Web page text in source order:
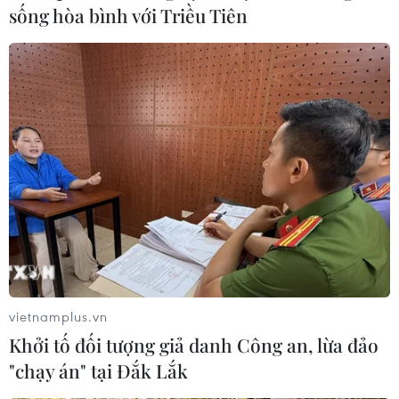
Bất ổn chính trị gia tăng, Pakistan khó
nhận được gói cứu trợ của IMF
11/05/2023 06:54
Gần 100 ngày kể từ chuyến công tác cuối cùng của
nhóm chuyên viên IMF tới Pakistan, hai bên chưa đạt
được thỏa thuận sơ bộ nào, trong khi đây là bước quan
trọng đảm bảo viện trợ tiếp theo của IMF.
sống hòa bình với Triều Tiên
vietnamplus.vn
Khởi tố đối tượng giả danh Công an, lừa đảo
"chạy án" tại Đắk Lắk